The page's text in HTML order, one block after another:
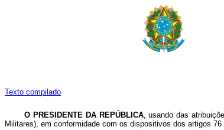
Texto compilado
O PRESIDENTE DA REPÚBLICA, usando das
Militares), em conformidade com os dispositivos dos artigos